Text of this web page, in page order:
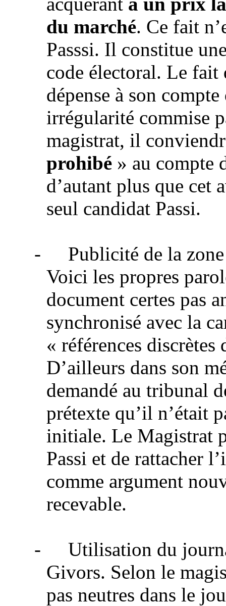
du marché. Ce fait
Passsi. Il constitue
code électoral. Le fait
dépense à son
irrégularité commise
magistrat, il
prohibé » au compte
d’autant plus que cet
seul candidat Passi.
-
Publicité de la
Voici les propres
document certes pas
synchronisé avec la
« références
D’ailleurs dans son
demandé au tribunal
prétexte qu’il n’était
initiale. Le Magistrat
Passi et de rattacher
comme argument
recevable.
-
Utilisation du
Givors. Selon le
pas neutres dans le